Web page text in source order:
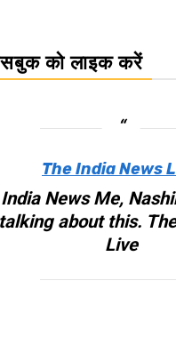
को लाइक करें
The India News
News Me,
about this.
Live